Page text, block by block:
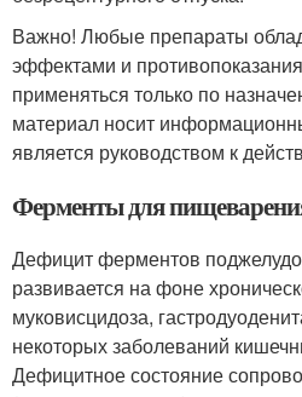
Важно! Любые препараты
эффектами и
применяться только по
материал носит
является руководством к
Ферменты для
Дефицит ферментов
развивается на фоне
муковисцидоза,
некоторых заболеваний
Дефицитное состояние